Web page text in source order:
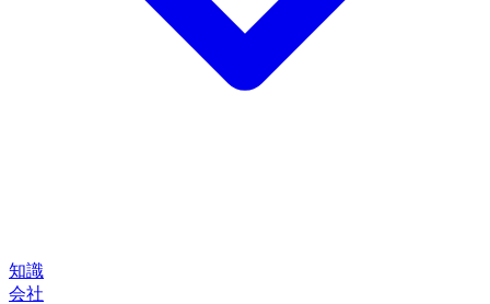
知識
会社